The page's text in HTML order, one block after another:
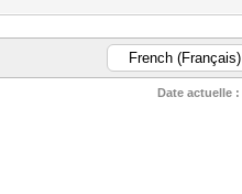
Date actuelle :